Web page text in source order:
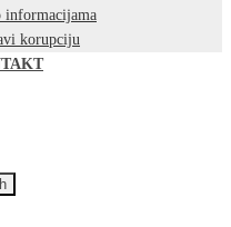
informacijama
korupciju